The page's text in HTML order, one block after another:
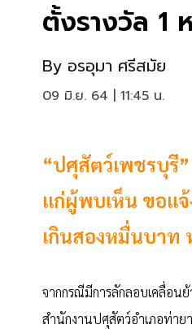
ตั้งรางวัล 1
By อรอุมา ศรีสมัย
09 มิ.ย. 64 | 11:45 น.
“ปศุสัตว์เพชรบุรี
แก่ผู้พบเห็น ขอแจ้
เกินสองหมื่นบาท
จากกรณีมีการลักลอบเคลื่อน
สำนักงานปศุสัตว์อำเภอท่าย